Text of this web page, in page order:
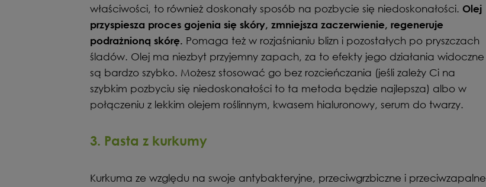
właściwości, to również doskonały sposób na pozbycie się niedoskonałości. Olej
przyspiesza proces gojenia się skóry, zmniejsza zaczerwienie, regeneruje
podrażnioną skórę. Pomaga też w rozjaśnianiu blizn i pozostałych po pryszczach
śladów. Olej ma niezbyt przyjemny zapach, za to efekty jego działania widoczne
są bardzo szybko. Możesz stosować go bez rozcieńczania (jeśli zależy Ci na
szybkim pozbyciu się niedoskonałości to ta metoda będzie najlepsza) albo w
połączeniu z lekkim olejem roślinnym, kwasem hialuronowy, serum do twarzy.
3. Pasta z kurkumy
Kurkuma ze względu na swoje antybakteryjne, przeciwgrzbiczne i przeciwzapalne